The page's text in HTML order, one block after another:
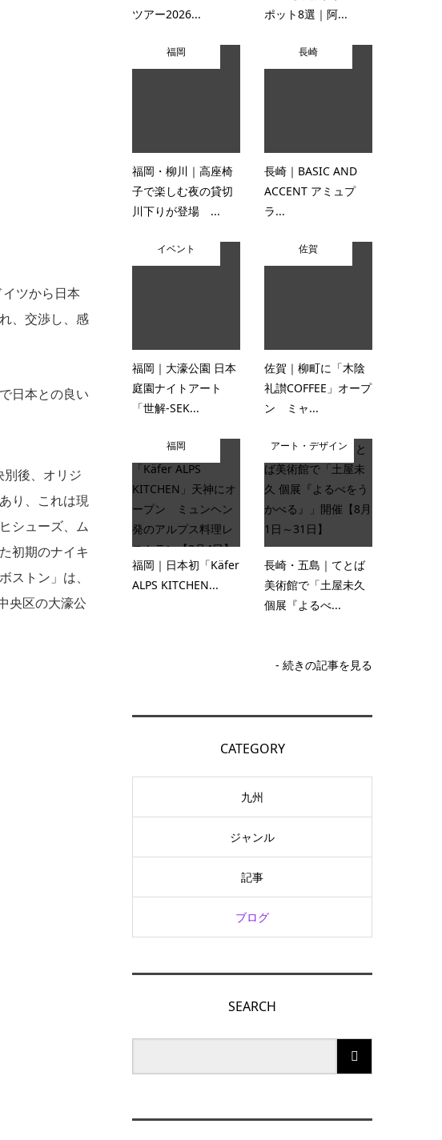
ツから日本
、交渉し、感
日本との良い
後、オリジ
り、これは現
シューズ、ム
初期のナイキ
トン」は、
央区の大濠公
ツアー2026...
ポット8選｜阿...
福岡
福岡・柳川｜高座椅
子で楽しむ夜の貸切
川下りが登場 ...
長崎
長崎｜BASIC AND
ACCENT アミュプ
ラ...
イベント
福岡｜大濠公園 日本
庭園ナイトアート
「世解-SEK...
佐賀
佐賀｜柳町に「木陰
礼讃COFFEE」オープ
ン ミャ...
福岡
福岡｜日本初「Käfer
ALPS KITCHEN...
アート・デザイン
長崎・五島｜てとば
美術館で「土屋未久
個展『よるべ...
- 続きの記事を見る
CATEGORY
九州
ジャンル
記事
ブログ
SEARCH